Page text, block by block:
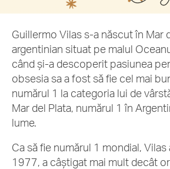
Guillermo Vilas s-a născut în Mar
argentinian situat pe malul
când și-a descoperit pasiunea
obsesia sa a fost să fie cel mai
numărul 1 la categoria lui de
Mar del Plata, numărul 1 în
lume.
Ca să fie numărul 1 mondial,
1977, a câștigat mai mult decât